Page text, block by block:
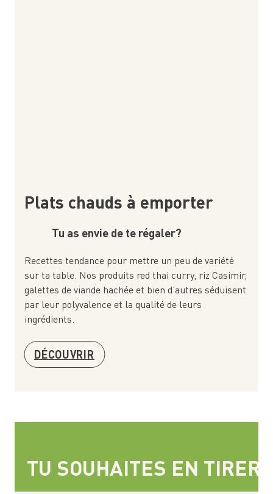
Plats chauds à emporter
Tu as envie de te régaler?
Recettes tendance pour mettre un peu de variété
sur ta table. Nos produits red thai curry, riz Casimir,
galettes de viande hachée et bien d’autres séduisent
par leur polyvalence et la qualité de leurs
ingrédients.
DÉCOUVRIR
TU SOUHAITES EN TIRER